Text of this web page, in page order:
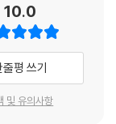
아줌마. 소원을 들어
들은 주저없이 계약
이에게는 무서운 모
? 읽으면 읽을수록
10.0
줄평 쓰기
및 유의사항